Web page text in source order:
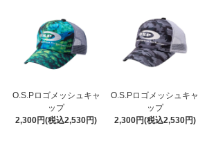
O.S.Pロゴメッシュキャ
ップ
2,300円(税込2,530円)
O.S.Pロゴメッシュキャ
ップ
2,300円(税込2,530円)